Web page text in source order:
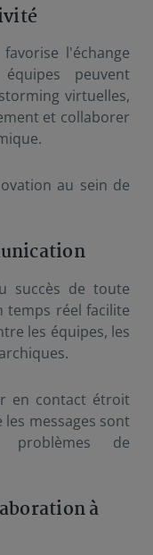
l'échange
peuvent
virtuelles,
et collaborer
au sein de
succès de toute
temps réel facilite
les équipes, les
en contact étroit
messages sont
de
à